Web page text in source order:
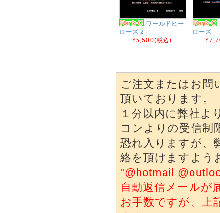
ワールドヒー
ローズ 2
¥5,500(税込)
ローズ
ご注文またはお問
頂いております。
１分以内に弊社よ
コンよりの受信制
恐れ入りますが、
絡を頂けますよう
"@hotmail
自動返信メールが
お手数ですが、上